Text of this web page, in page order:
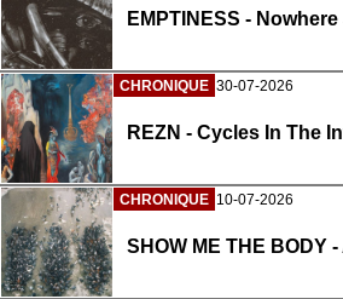
EMPTINESS -
CHRONIQUE 30-07-2026
REZN - Cycles In The
CHRONIQUE 10-07-2026
SHOW ME THE BODY